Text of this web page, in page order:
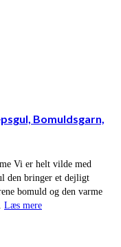
Bomuldsgarn,
Vi er helt vilde med
den bringer et dejligt
bomuld og den varme
Læs mere